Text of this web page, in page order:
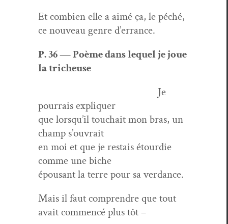
Et com­bi­en elle a aimé ça, le péché,
ce nou­veau genre d’errance.
P. 36 — Poème dans lequel je joue
la tricheuse
Je
pour­rais expliquer
que lorsqu’il touchait mon bras, un
champ s’ouvrait
en moi et que je restais étour­die
comme une biche
épou­sant la terre pour sa verdance.
Mais il faut com­pren­dre que tout
avait com­mencé plus tôt –